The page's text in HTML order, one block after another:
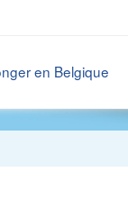
en Belgique